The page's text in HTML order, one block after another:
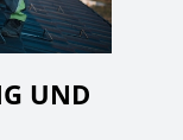
UND